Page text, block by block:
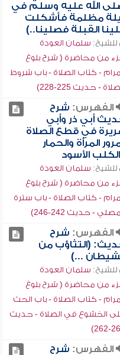
الله عليه وسلم في
مظلمة فأشكلت
القبلة فصلينا..)
للشيخ: سلمان العودة
من محاضرة ( شرح بلوغ
- كتاب الصلاة - باب شروط
- حديث 225-228)
الفهرس: شرح
أبي ذر وأبي
في قطع الصلاة
المرأة والحمار
الأسود
للشيخ: سلمان العودة
من محاضرة ( شرح بلوغ
- كتاب الصلاة - باب سترة
- حديث 242-246)
الفهرس: شرح
(التثاؤب من
...)
للشيخ: سلمان العودة
من محاضرة ( شرح بلوغ
- كتاب الصلاة - باب الحث
الخشوع في الصلاة - حديث
260-
الفهرس: شرح